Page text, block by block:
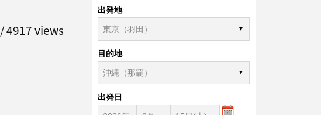
/ 4917 views
出発地
目的地
出発日